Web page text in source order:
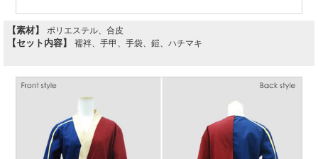
【素材】 ポリエステル、合皮
【セット内容】 襦袢、手甲、手袋、鎧、ハチマキ